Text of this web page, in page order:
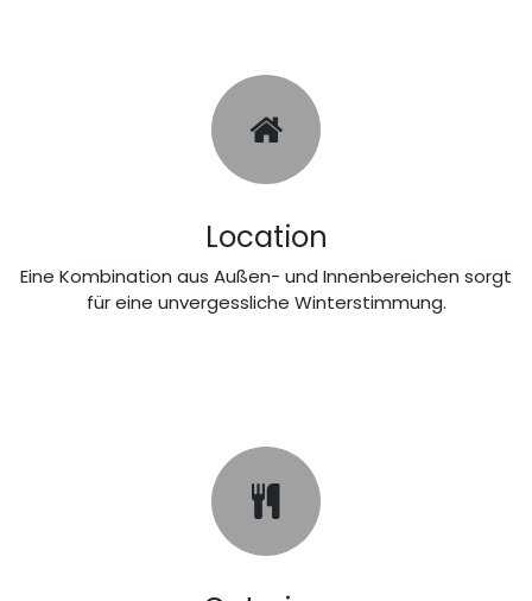
Location
Eine Kombination aus Außen- und Innenbereichen sorgt
für eine unvergessliche Winterstimmung.